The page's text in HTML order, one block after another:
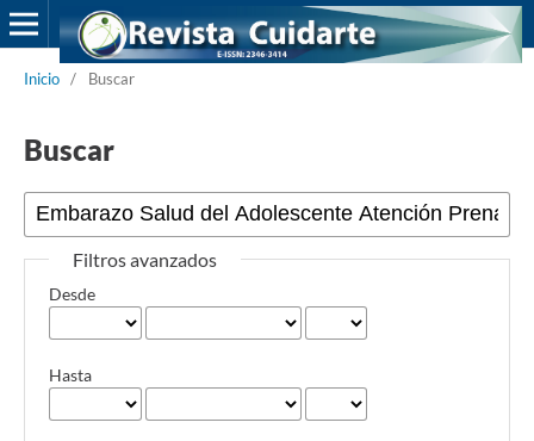
Inicio / Buscar
Buscar
Filtros avanzados
Desde
Hasta